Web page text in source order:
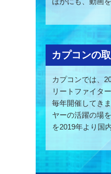
カプコンの
カプコンでは、
リートファイタ
毎年開催してき
ヤーの活躍の場
を2019年より国